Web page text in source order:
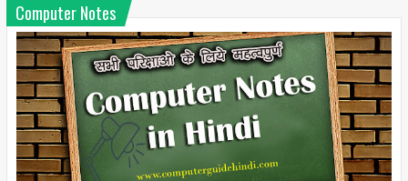
Computer Notes